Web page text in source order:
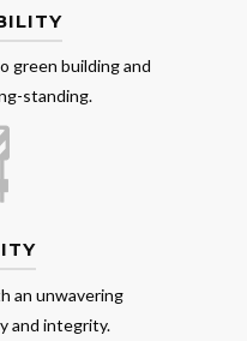
green building and
standing.
an unwavering
and integrity.